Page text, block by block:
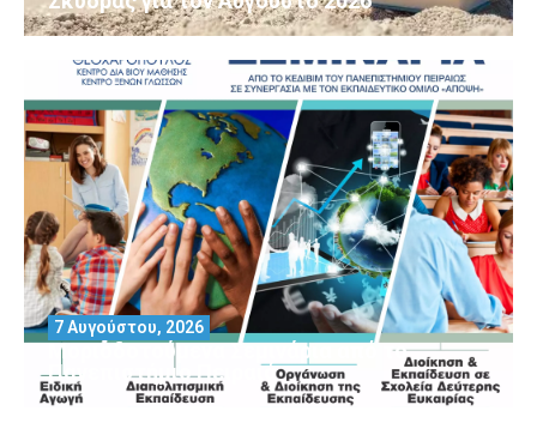
Μοριοδοτούμενα Σεμινάρια από το
Πανεπιστήμιο Πειραιά
7 Αυγούστου, 2026